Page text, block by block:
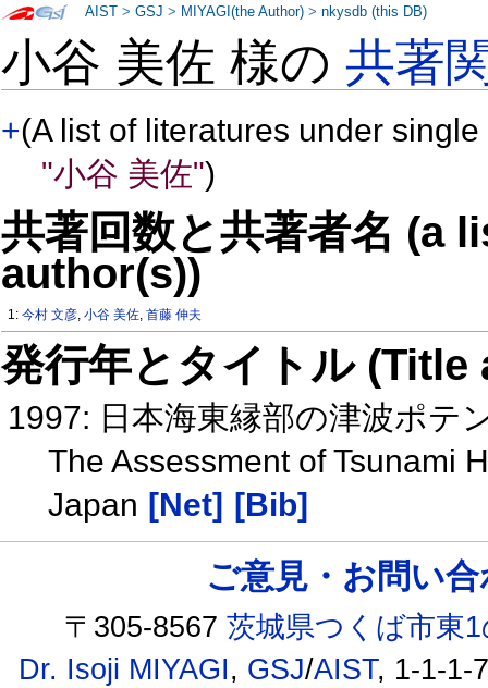
小谷 美佐 様の共著
+(A list of literatures under
"小谷 美佐")
共著回数と共著者名 (a
author(s))
1:今村 文彦,小谷 美佐,首藤 伸夫
発行年とタイトル
1997: 日本海東縁部の津波ポテ
The Assessment of Tsunami
Japan [Net] [Bib]
AIST >GSJ > MIYAGI(the Author) >nkysdb (this DB)
ご意見・お問い
〒305-8567茨城県つくば市東
Dr. Isoji MIYAGI, GSJ/AIST, 1-1-1-